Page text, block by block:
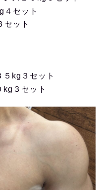
４セット
セット
kg３セット
kg３セット